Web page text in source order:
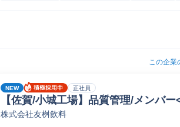
この企業
NEW 正社員
【佐賀/小城工場】品質管理/メンバ
管理(食品/飲料/たばこ)
株式会社友桝飲料